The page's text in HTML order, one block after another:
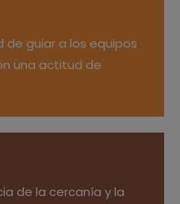
de guiar a los equipos
una actitud de
de la cercanía y la